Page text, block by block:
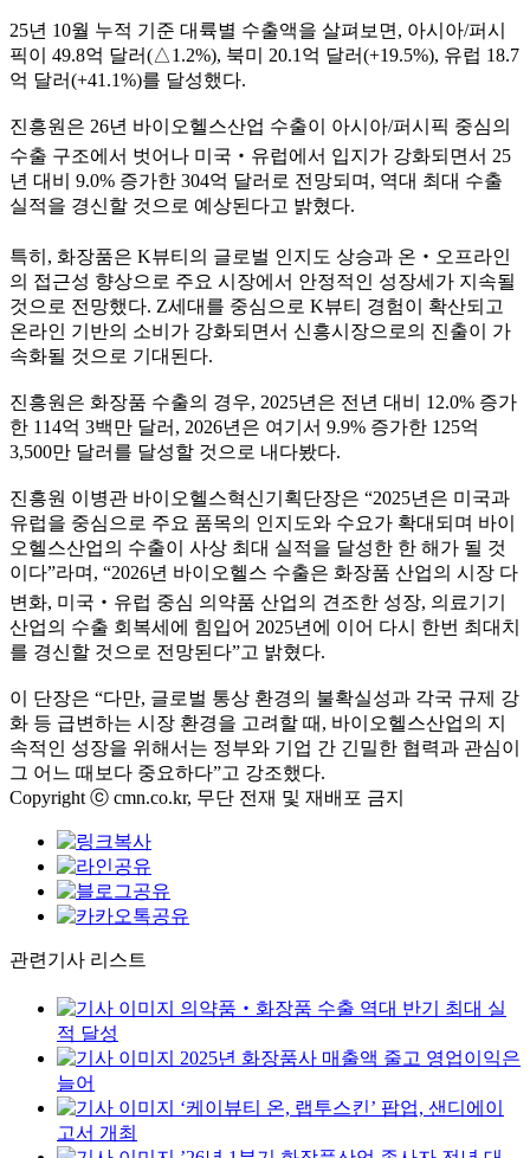
25년 10월 누적 기준 대륙별 수출액을 살펴보면, 아시아/퍼시
픽이 49.8억 달러(△1.2%), 북미 20.1억 달러(+19.5%), 유럽 18.7
억 달러(+41.1%)를 달성했다.
진흥원은 26년 바이오헬스산업 수출이 아시아/퍼시픽 중심의
수출 구조에서 벗어나 미국‧유럽에서 입지가 강화되면서 25
년 대비 9.0% 증가한 304억 달러로 전망되며, 역대 최대 수출
실적을 경신할 것으로 예상된다고 밝혔다.
특히, 화장품은 K뷰티의 글로벌 인지도 상승과 온‧오프라인
의 접근성 향상으로 주요 시장에서 안정적인 성장세가 지속될
것으로 전망했다. Z세대를 중심으로 K뷰티 경험이 확산되고
온라인 기반의 소비가 강화되면서 신흥시장으로의 진출이 가
속화될 것으로 기대된다.
진흥원은 화장품 수출의 경우, 2025년은 전년 대비 12.0% 증가
한 114억 3백만 달러, 2026년은 여기서 9.9% 증가한 125억
3,500만 달러를 달성할 것으로 내다봤다.
진흥원 이병관 바이오헬스혁신기획단장은 “2025년은 미국과
유럽을 중심으로 주요 품목의 인지도와 수요가 확대되며 바이
오헬스산업의 수출이 사상 최대 실적을 달성한 한 해가 될 것
이다”라며, “2026년 바이오헬스 수출은 화장품 산업의 시장 다
변화, 미국‧유럽 중심 의약품 산업의 견조한 성장, 의료기기
산업의 수출 회복세에 힘입어 2025년에 이어 다시 한번 최대치
를 경신할 것으로 전망된다”고 밝혔다.
이 단장은 “다만, 글로벌 통상 환경의 불확실성과 각국 규제 강
화 등 급변하는 시장 환경을 고려할 때, 바이오헬스산업의 지
속적인 성장을 위해서는 정부와 기업 간 긴밀한 협력과 관심이
그 어느 때보다 중요하다”고 강조했다.
Copyright ⓒ cmn.co.kr, 무단 전재 및 재배포 금지
관련기사 리스트
의약품‧화장품 수출 역대 반기 최대 실
적 달성
2025년 화장품사 매출액 줄고 영업이익은
늘어
‘케이뷰티 온, 랩투스킨’ 팝업, 샌디에이
고서 개최